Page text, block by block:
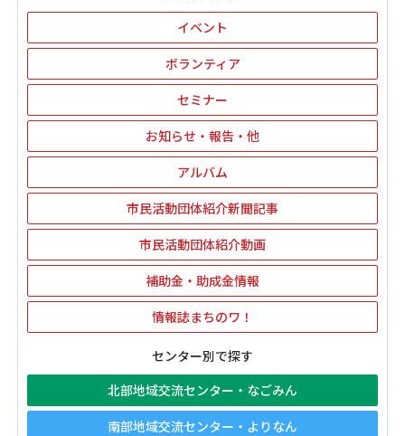
イベント
ボランティア
セミナー
お知らせ・報告・他
アルバム
市民活動団体紹介新聞記事
市民活動団体紹介動画
補助金・助成金情報
情報誌まちのワ！
センター別で探す
北部地域交流センター・なごみん
南部地域交流センター・よりなん